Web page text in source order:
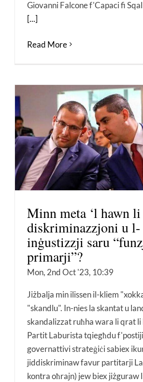
Giovanni Falcone f'Capaci fi
[...]
Read More
Minn meta ‘l hawn
diskriminazzjoni u l-
inġustizzji saru
primarji”?
Mon, 2nd Oct '23, 10:39
Jiżbalja min ilissen il-kliem
"skandlu". In-nies la skantat u
skandalizzat ruħha wara li qrat li
Partit Laburista tqiegħdu
governattivi strateġiċi sabiex
jiddiskriminaw favur partitarji
kontra oħrajn) jew biex jiżguraw